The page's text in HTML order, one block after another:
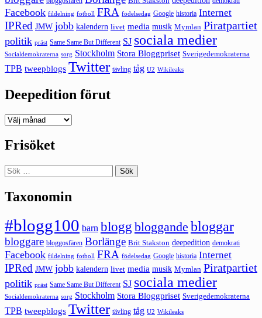
Facebook fildelning fotboll FRA födelsedag Google historia Internet
IPRed JMW jobb kalendern livet media musik Mymlan Piratpartiet
politik präst Same Same But Different SJ sociala medier
Socialdemokraterna sorg Stockholm Stora Bloggpriset Sverigedemokraterna
TPB tweepblogs Twitter tävling tåg U2 Wikileaks
Deepedition förut
Deepedition
Frisöket
Sök
efter:
Taxonomin
#blogg100 barn blogg bloggande bloggar
bloggare bloggosfären Borlänge Brit Stakston deepedition demokrati
Facebook fildelning fotboll FRA födelsedag Google historia Internet
IPRed JMW jobb kalendern livet media musik Mymlan Piratpartiet
politik präst Same Same But Different SJ sociala medier
Socialdemokraterna sorg Stockholm Stora Bloggpriset Sverigedemokraterna
TPB tweepblogs Twitter tävling tåg U2 Wikileaks